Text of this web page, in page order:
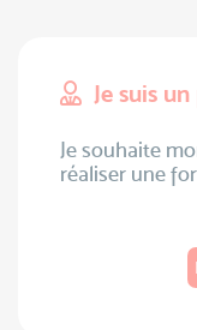
Je suis
Je souhaite
réaliser une